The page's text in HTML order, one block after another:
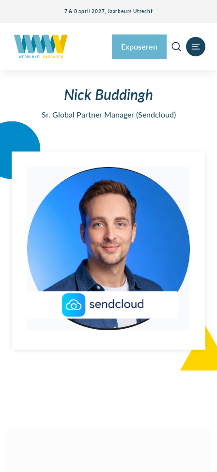
7 & 8 april 2027, Jaarbeurs Utrecht
Exposeren
Nick Buddingh
Sr. Global Partner Manager (Sendcloud)